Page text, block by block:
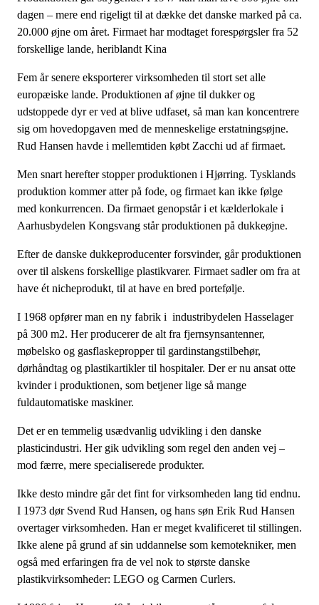
dagen – mere end rigeligt til at dække det danske marked på ca.
20.000 øjne om året. Firmaet har modtaget forespørgsler fra 52
forskellige lande, heriblandt Kina
Fem år senere eksporterer virksomheden til stort set alle
europæiske lande. Produktionen af øjne til dukker og
udstoppede dyr er ved at blive udfaset, så man kan koncentrere
sig om hovedopgaven med de menneskelige erstatningsøjne.
Rud Hansen havde i mellemtiden købt Zacchi ud af firmaet.
Men snart herefter stopper produktionen i Hjørring. Tysklands
produktion kommer atter på fode, og firmaet kan ikke følge
med konkurrencen. Da firmaet genopstår i et kælderlokale i
Aarhusbydelen Kongsvang står produktionen på dukkeøjne.
Efter de danske dukkeproducenter forsvinder, går produktionen
over til alskens forskellige plastikvarer. Firmaet sadler om fra at
have ét nicheprodukt, til at have en bred portefølje.
I 1968 opfører man en ny fabrik i industribydelen Hasselager
på 300 m2. Her producerer de alt fra fjernsynsantenner,
møbelsko og gasflaskepropper til gardinstangstilbehør,
dørhåndtag og plastikartikler til hospitaler. Der er nu ansat otte
kvinder i produktionen, som betjener lige så mange
fuldautomatiske maskiner.
Det er en temmelig usædvanlig udvikling i den danske
plasticindustri. Her gik udvikling som regel den anden vej –
mod færre, mere specialiserede produkter.
Ikke desto mindre går det fint for virksomheden lang tid endnu.
I 1973 dør Svend Rud Hansen, og hans søn Erik Rud Hansen
overtager virksomheden. Han er meget kvalificeret til stillingen.
Ikke alene på grund af sin uddannelse som kemotekniker, men
også med erfaringen fra de vel nok to største danske
plastikvirksomheder: LEGO og Carmen Curlers.